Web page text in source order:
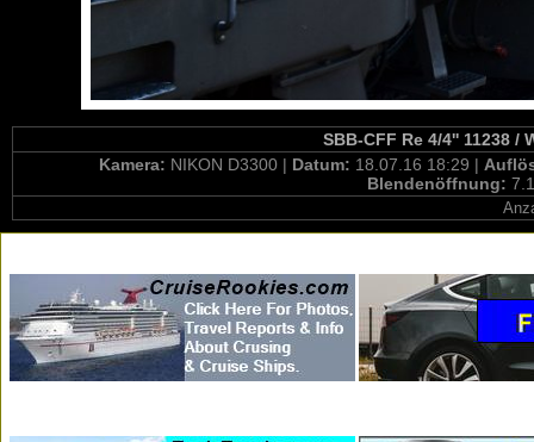
SBB-CFF Re 4/4'' 11238 /
Kamera: NIKON D3300 | Datum: 18.07.16 18:29 |
Blendenöffnung: